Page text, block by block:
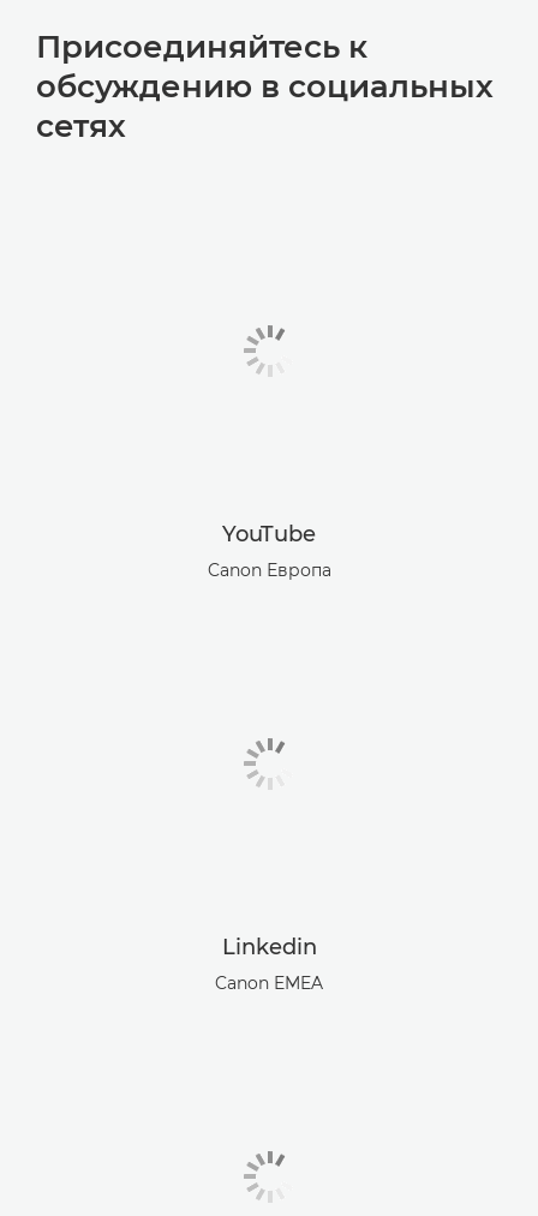
Присоединяйтесь к
обсуждению в социальных
сетях
YouTube
Canon Европа
Linkedin
Canon EMEA